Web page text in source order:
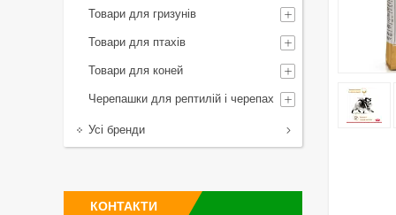
Товари для гризунів
Товари для птахів
Товари для коней
Черепашки для рептилій і черепах
Усі бренди
КОНТАКТИ